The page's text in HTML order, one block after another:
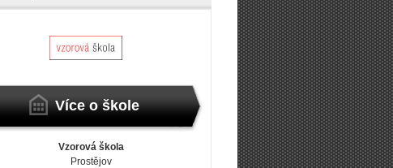
Více o škole
Vzorová škola
Prostějov